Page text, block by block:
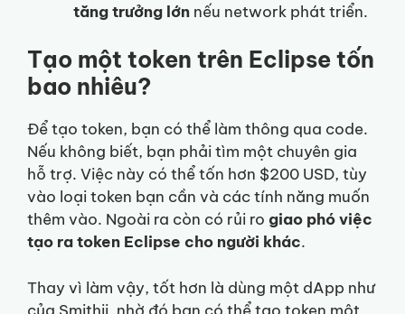
tăng trưởng lớn nếu network phát triển.
Tạo một token trên Eclipse tốn
bao nhiêu?
Để tạo token, bạn có thể làm thông qua code.
Nếu không biết, bạn phải tìm một chuyên gia
hỗ trợ. Việc này có thể tốn hơn $200 USD, tùy
vào loại token bạn cần và các tính năng muốn
thêm vào. Ngoài ra còn có rủi ro giao phó việc
tạo ra token Eclipse cho người khác.
Thay vì làm vậy, tốt hơn là dùng một dApp như